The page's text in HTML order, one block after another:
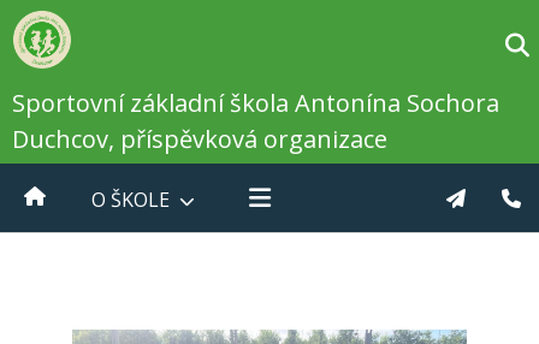
Sportovní základní škola Antonína Sochora
Duchcov, příspěvková organizace
O ŠKOLE